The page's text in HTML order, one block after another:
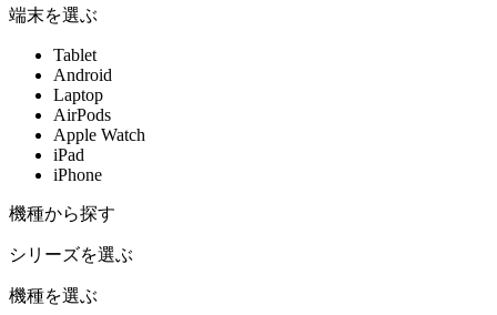
端末を選ぶ
Tablet
Android
Laptop
AirPods
Apple Watch
iPad
iPhone
機種から探す
シリーズを選ぶ
機種を選ぶ